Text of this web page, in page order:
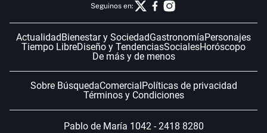
Seguinos en:
Actualidad Bienestar y SociedadGastronomíaPersonajes
Tiempo LibreDiseño y TendenciasSocialesHoróscopo
De más y de menos
Sobre BúsquedaComercial Políticas de privacidad
Términos y Condiciones
Pablo de María 1042 - 2418 8280